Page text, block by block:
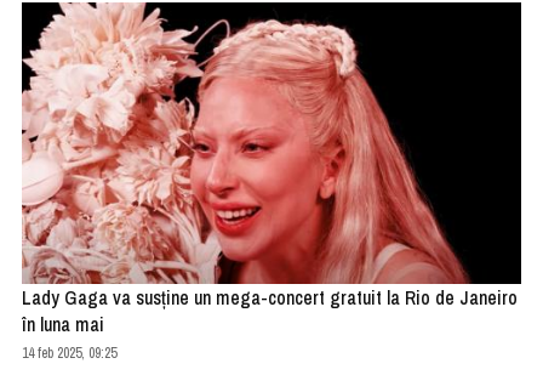
Lady Gaga va susţine un mega-concert gratuit la Rio de Janeiro
în luna mai
14 feb 2025, 09:25